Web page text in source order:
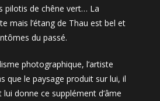
pilotis de chêne vert… La
mais l’étang de Thau est bel et
du passé.
photographique, l’artiste
que le paysage produit sur lui, il
donne ce supplément d’âme